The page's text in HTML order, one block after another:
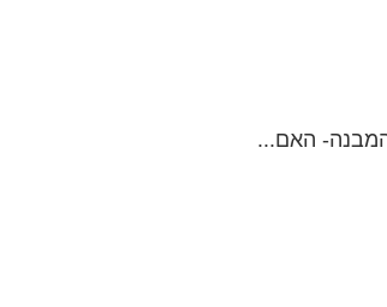
המבנה- האם...